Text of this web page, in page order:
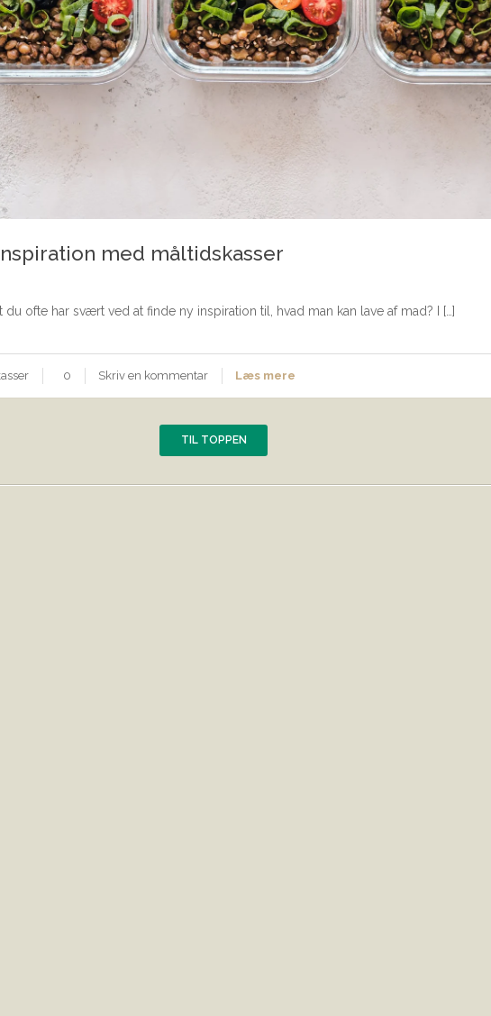
med måltidskasser
du ofte har svært ved at finde ny inspiration til, hvad man kan lave af mad? I […]
0 Skriv en kommentar Læs mere
TIL TOPPEN